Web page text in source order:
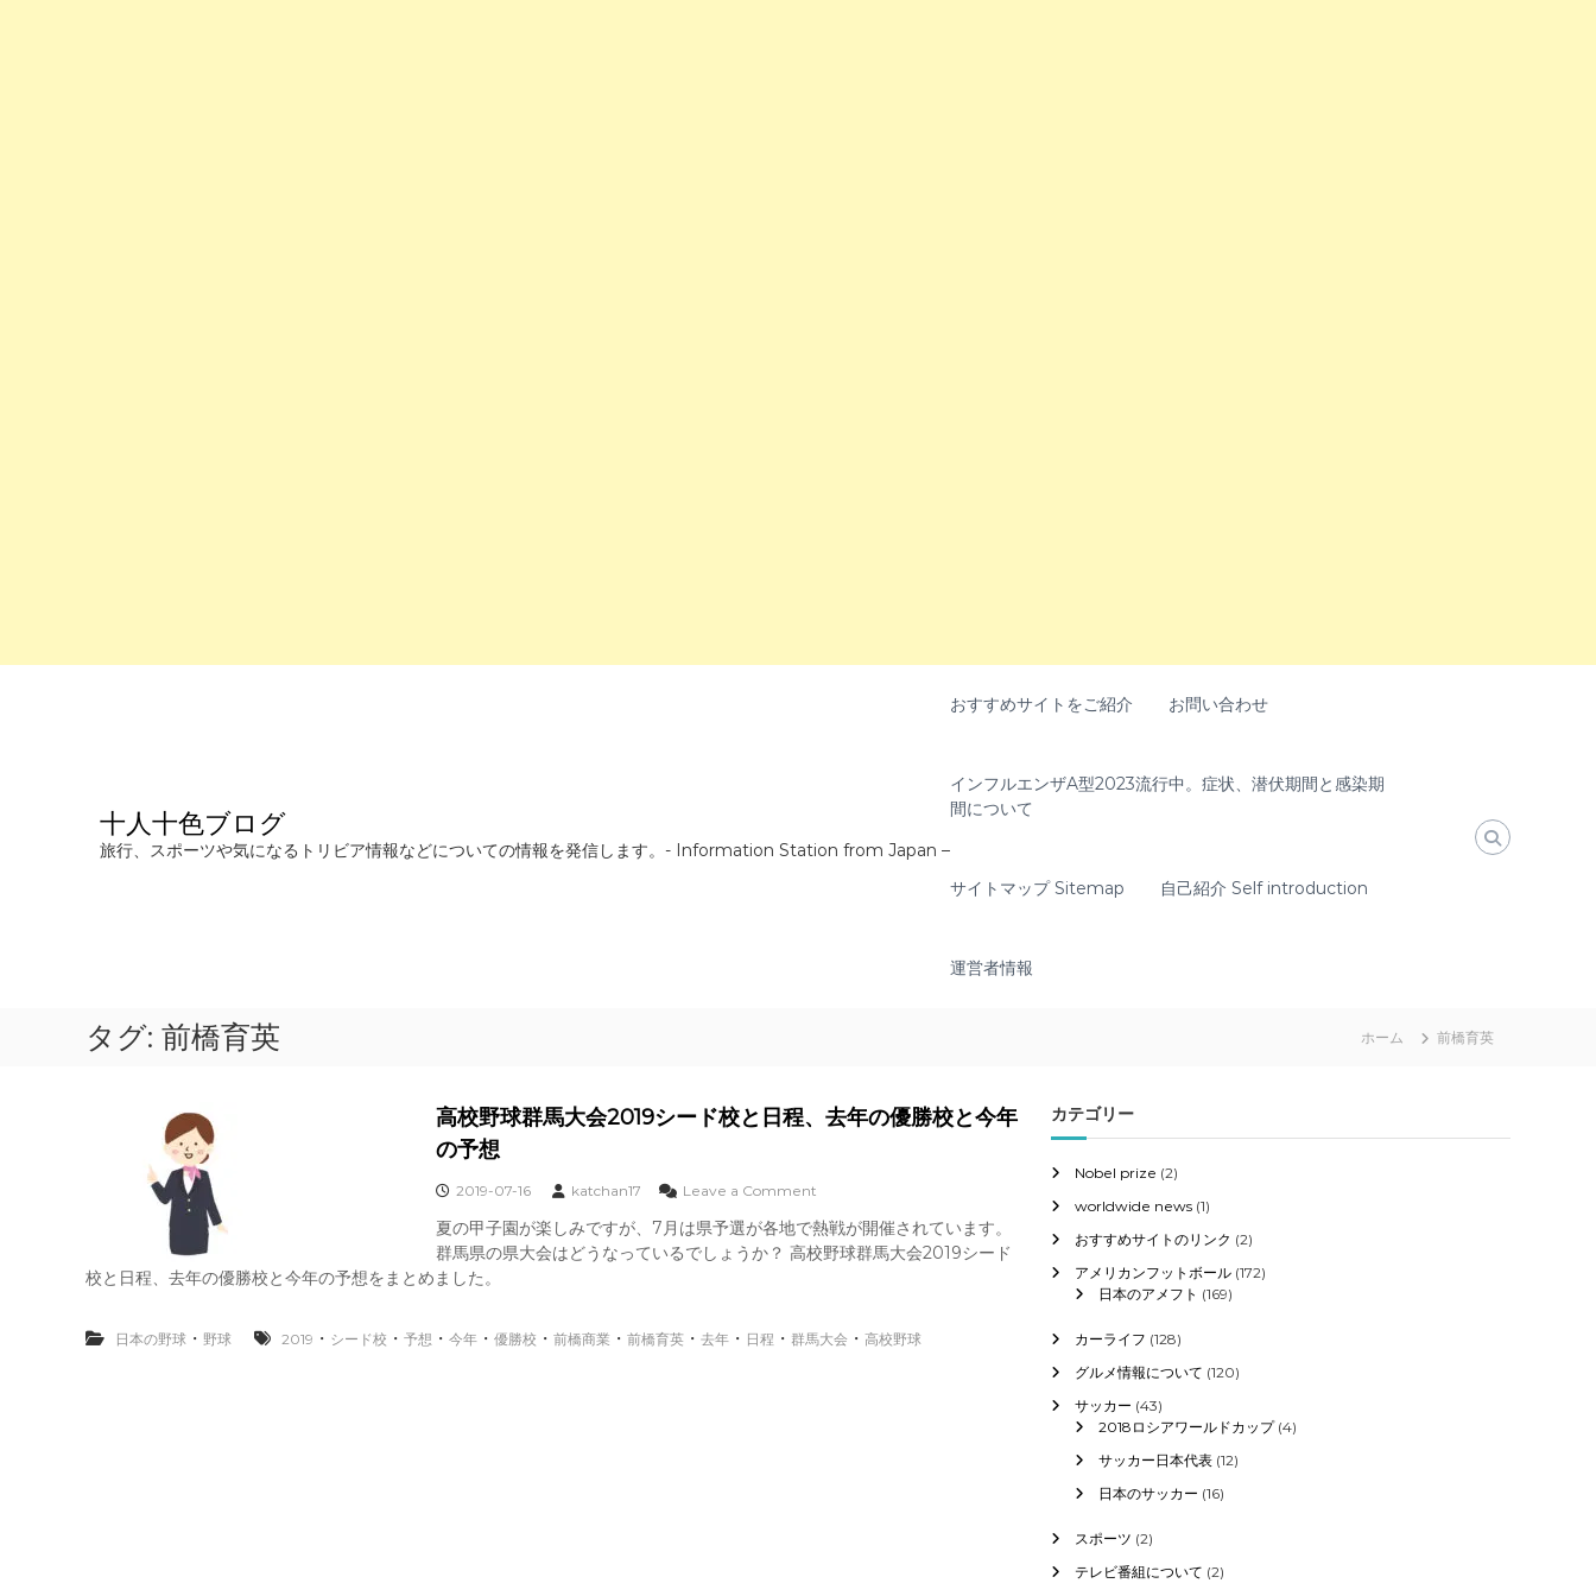
十人十色ブログ
旅行、スポーツや気になるトリビア情報などについての情報を発信します。- Information Station from Japan –
おすすめサイトをご紹介 お問い合わせ
インフルエンザA型2023流行中。症状、潜伏期間と感染期
間について
サイトマップ Sitemap 自己紹介 Self introduction
運営者情報
タグ: 前橋育英 ホーム 前橋育英
高校野球群馬大会2019シード校と日程、去年の優勝校と今年
の予想
2019-07-16 katchan17 Leave a Commento
高
校
馬
夏の甲子園が楽しみですが、7月は県予選が各地で熱戦が開催されています。
群馬県の県大会はどうなっているでしょうか？ 高校野球群馬大会2019シード
校と日程、去年の優勝校と今年の予想をまとめました。
日本の野球 ・ 野球 2019 ・ シード校 ・ 予想 ・ 今年 ・ 優勝校 ・ 前橋商業 ・ 前橋育英 ・ 去年 ・ 日程 ・ 群馬大会 ・ 高校野球
カテゴリー
Nobel prize (2)
worldwide news (1)
おすすめサイトのリンク (2)
アメリカンフットボール (172)
日本のアメフト (169)
カーライフ (128)
グルメ情報について (120)
サッカー (43)
2018ロシアワールドカップ(4)
サッカー日本代表 (12)
日本のサッカー (16)
スポーツ (2)
テレビ番組について (2)